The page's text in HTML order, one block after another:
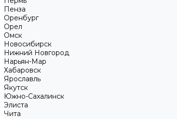
Пенза
Оренбург
Орел
Омск
Новосибирск
Нижний Новгород
Нарьян-Мар
Хабаровск
Ярославль
Якутск
Южно-Сахалинск
Элиста
Чита